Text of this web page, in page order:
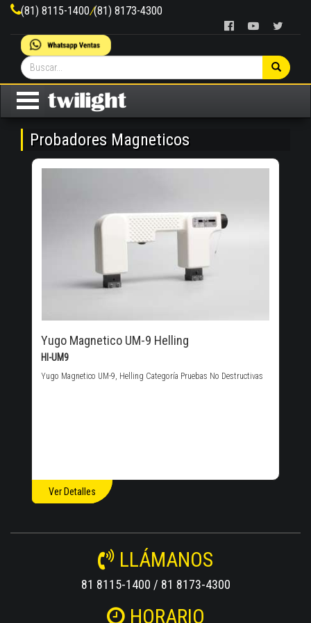
(81) 8115-1400/(81) 8173-4300
Probadores Magneticos
Yugo Magnetico UM-9 Helling
HI-UM9
Yugo Magnetico UM-9, Helling Categoría Pruebas No Destructivas
Ver Detalles
LLÁMANOS
81 8115-1400 / 81 8173-4300
HORARIO